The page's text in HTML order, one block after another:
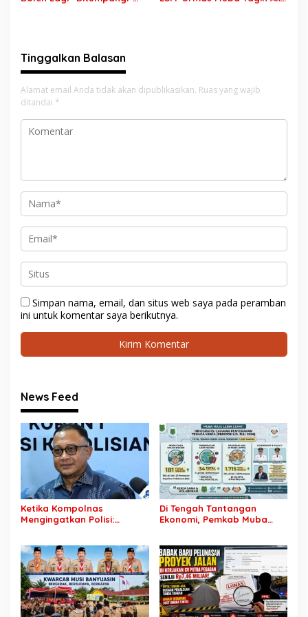
Tinggalkan Balasan
Alamat email Anda tidak akan dipublikasikan. Ruas yang wajib
ditandai *
Simpan nama, email, dan situs web saya pada peramban
ini untuk komentar saya berikutnya.
News Feed
Ketika Kompolnas
Mengingatkan Polisi:
Menjerat Warga
Di Tengah Tantangan
Ekonomi, Pemkab Muba